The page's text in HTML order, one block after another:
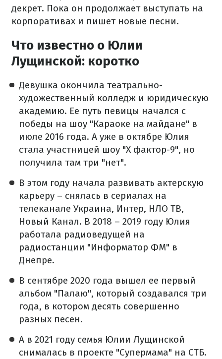
декрет. Пока он продолжает выступать на
корпоративах и пишет новые песни.
Что известно о Юлии
Лущинской: коротко
Девушка окончила театрально-
художественный колледж и юридическую
академию. Ее путь певицы начался с
победы на шоу "Караоке на майдане" в
июле 2016 года. А уже в октябре Юлия
стала участницей шоу "Х фактор-9", но
получила там три "нет".
В этом году начала развивать актерскую
карьеру – снялась в сериалах на
телеканале Украина, Интер, НЛО ТВ,
Новый Канал. В 2018 – 2019 году Юлия
работала радиоведущей на
радиостанции "Информатор ФМ" в
Днепре.
В сентябре 2020 года вышел ее первый
альбом "Палаю", который создавался три
года, в котором десять совершенно
разных песен.
А в 2021 году семья Юлии Лущинской
снималась в проекте "Супермама" на СТБ.